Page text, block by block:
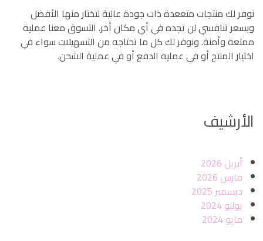
نوفر لك منتجات متععدة ذات جودة عالية لتختار منها الأفضل
وبسعر تنافسي لن تجده في أي مكان أخر. التسوق معنا عملية
ممتعة وأمنة. ونوفر لك كل ما تحتاجه من التسهيلات سواء في
اختيار المنتج أو في عملية الدفع أو في عملية الشحن.
الأرشيف
أبريل 2026
مارس 2026
ديسمبر 2025
يوليو 2024
مايو 2024